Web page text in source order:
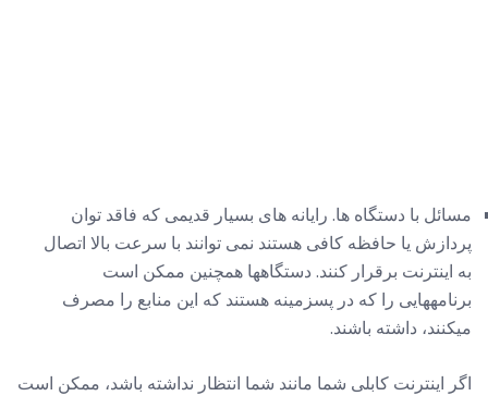
مسائل با دستگاه ها. رایانه های بسیار قدیمی که فاقد توان
پردازش یا حافظه کافی هستند نمی توانند با سرعت بالا اتصال
به اینترنت برقرار کنند. دستگاهها همچنین ممکن است
برنامههایی را که در پسزمینه هستند که این منابع را مصرف
میکنند، داشته باشند.
اگر اینترنت کابلی شما مانند شما انتظار نداشته باشد، ممکن است